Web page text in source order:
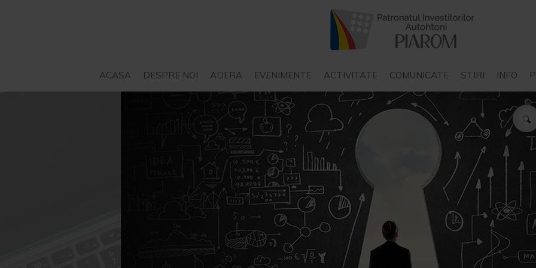
ACASA DESPRE NOI
SERVICII – CONSILIERE
ADERA EVENIMENTE ACTIVITATE COMUNICATE
COMUNICATE PIAROM
COMUNICATE ALE ALTOR
ORGANIZATII
COMUNICATE ALE
INSTITUTIILOR DE STAT
STIRI
STIRI
STIRI
INFO